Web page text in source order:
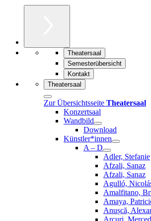
Theatersaal
Semesterübersicht
Kontakt
Theatersaal
Zur Übersichtsseite Theatersaal
Konzertsaal
Wandbild
Download
Künstler*innen
A – D
Adler, Stefanie
Afzali, Sanaz
Afzali, Sanaz
Agulló,
Amalfitano,
Amaya,
Anușcă,
Arcuri,